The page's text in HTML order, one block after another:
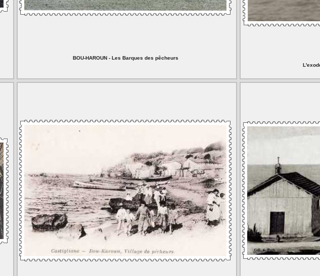
BOU-HAROUN - Les Barques des pêcheurs